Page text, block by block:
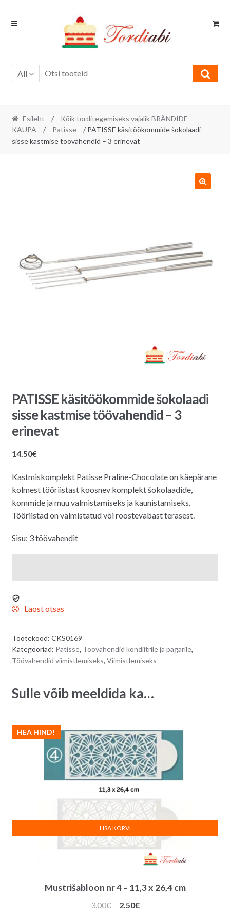
Skip
Skip
All
Esileht /
Kõik torditegemiseks vajalik BRÄNDIDE
KAUPA
/ Patisse
/ PATISSE käsitöökommide šokolaadi
sisse kastmise töövahendid – 3 erinevat
PATISSE käsitöökommide šokolaadi
sisse kastmise töövahendid – 3
erinevat
14.50€
Kastmiskomplekt Patisse Praline-Chocolate on käepärane
kolmest tööriistast koosnev komplekt šokolaadide,
kommide ja muu valmistamiseks ja kaunistamiseks.
Tööriistad on valmistatud või roostevabast terasest.
Sisu: 3 töövahendit
Laost otsas
Tootekood: CKS0169
Kategooriad: Patisse, Töövahendid kondiitrile ja pagarile,
Töövahendid viimistlemiseks, Viimistlemiseks
Sulle võib meeldida ka…
Mustrišabloon nr 4 – 11,3 x 26,4 cm
HEA HIND!
3.00€
Algne
2.50€Praegune
LISA KORVI